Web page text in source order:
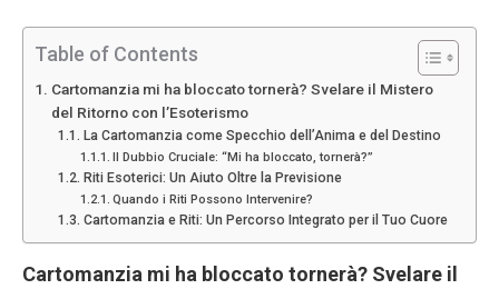
Table of Contents
Cartomanzia mi ha bloccato tornerà? Svelare il Mistero
del Ritorno con l’Esoterismo
La Cartomanzia come Specchio dell’Anima e del Destino
Il Dubbio Cruciale: “Mi ha bloccato, tornerà?”
Riti Esoterici: Un Aiuto Oltre la Previsione
Quando i Riti Possono Intervenire?
Cartomanzia e Riti: Un Percorso Integrato per il Tuo Cuore
Cartomanzia mi ha bloccato tornerà? Svelare il